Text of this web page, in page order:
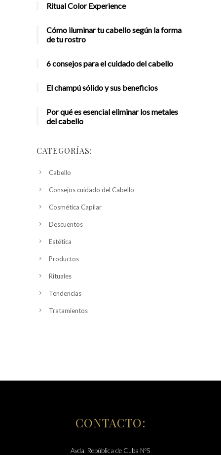
Ritual Color Experience
Cómo iluminar tu cabello según la forma
de tu rostro
6 consejos para el cuidado del cabello
El champú sólido y sus beneficios
Por qué es esencial eliminar los metales
del cabello
CATEGORÍAS:
Cabello
Consejos cuidado del Cabello
Cosmética Capilar
Descuentos
Estética
Productos
Rituales
Tendencias
Tratamientos
CONTACTO:
Avda. República de Cuba Nº5